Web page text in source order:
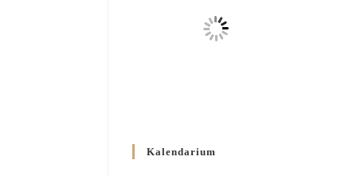
Kalendarium